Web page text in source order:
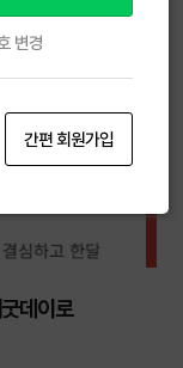
데이로
변경
간편 회원가입